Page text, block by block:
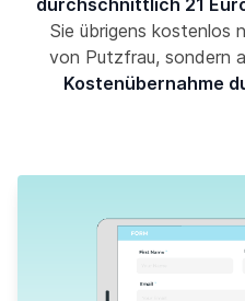
durchschnittlich 21
Sie übrigens kostenlos
von Putzfrau, sondern
Kostenübernahme